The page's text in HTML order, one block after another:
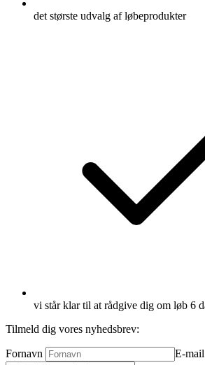
det største udvalg af løbeprodukter
vi står klar til at rådgive dig om løb 6
Tilmeld dig vores nyhedsbrev:
Fornavn E-mail